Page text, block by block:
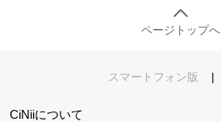
ページトップへ
スマートフォン版 |
CiNiiについて